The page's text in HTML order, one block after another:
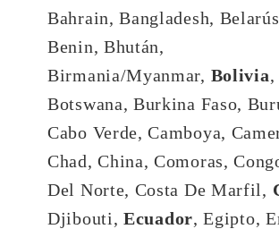
Bahrain, Bangladesh,
Benin, Bhután,
Birmania/Myanmar, Bolivia,
Botswana, Burkina Faso,
Cabo Verde, Camboya,
Chad, China, Comoras,
Del Norte, Costa De Marfil,
Djibouti, Ecuador, Egipto,